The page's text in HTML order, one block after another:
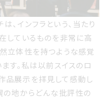
ンフラという 当たり前
いるものを非常に高度に
性を持つような感覚があ
は以前スイスのローザン
拝見して感動したこと
どんな批評性のある作
インフラという、当たり
しているものを非常に高
立体性を持つような感覚
す。私は以前スイスのロ
展示を拝見して感動し
の地からどんな批評性の